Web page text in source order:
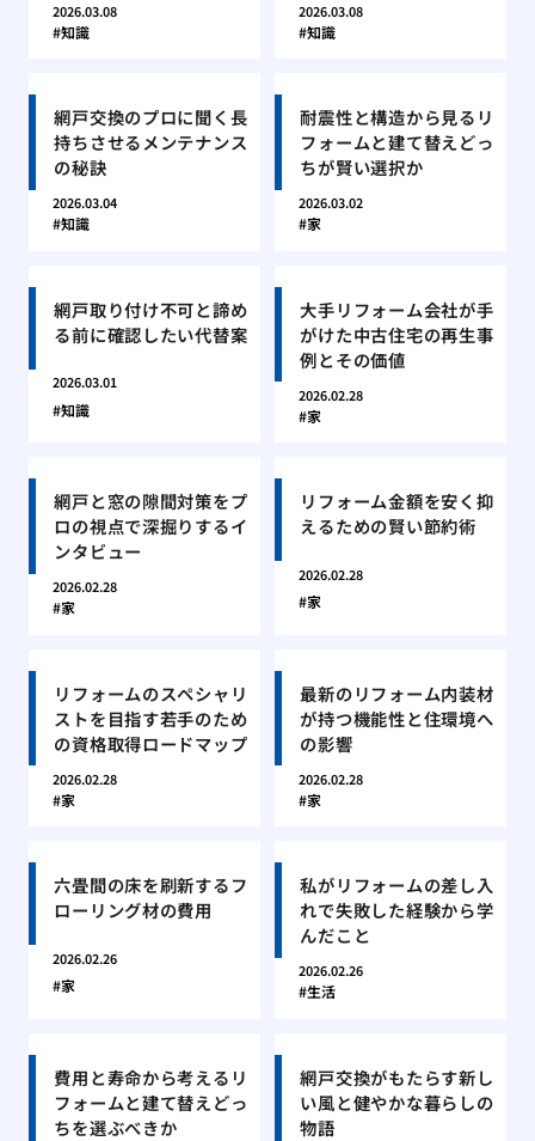
2026.03.08
知識
2026.03.08
知識
網戸交換のプロに聞く長
持ちさせるメンテナンス
の秘訣
2026.03.04
知識
耐震性と構造から見るリ
フォームと建て替えどっ
ちが賢い選択か
2026.03.02
家
網戸取り付け不可と諦め
る前に確認したい代替案
2026.03.01
知識
大手リフォーム会社が手
がけた中古住宅の再生事
例とその価値
2026.02.28
家
網戸と窓の隙間対策をプ
ロの視点で深掘りするイ
ンタビュー
2026.02.28
家
リフォーム金額を安く抑
えるための賢い節約術
2026.02.28
家
リフォームのスペシャリ
ストを目指す若手のため
の資格取得ロードマップ
2026.02.28
家
最新のリフォーム内装材
が持つ機能性と住環境へ
の影響
2026.02.28
家
六畳間の床を刷新するフ
ローリング材の費用
2026.02.26
家
私がリフォームの差し入
れで失敗した経験から学
んだこと
2026.02.26
生活
費用と寿命から考えるリ
フォームと建て替えどっ
ちを選ぶべきか
網戸交換がもたらす新し
い風と健やかな暮らしの
物語